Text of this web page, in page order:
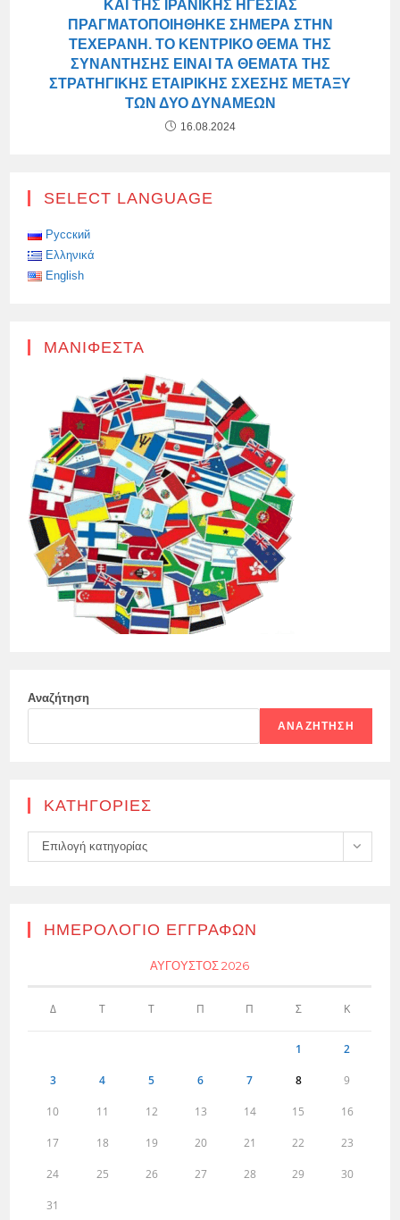
ΚΑΙ ΤΗΣ ΙΡΑΝΙΚΉΣ ΗΓΕΣΊΑΣ
ΠΡΑΓΜΑΤΟΠΟΙΉΘΗΚΕ ΣΉΜΕΡΑ ΣΤΗΝ
ΤΕΧΕΡΆΝΗ. ΤΟ ΚΕΝΤΡΙΚΌ ΘΈΜΑ ΤΗΣ
ΣΥΝΆΝΤΗΣΗΣ ΕΊΝΑΙ ΤΑ ΘΈΜΑΤΑ ΤΗΣ
ΣΤΡΑΤΗΓΙΚΉΣ ΕΤΑΙΡΙΚΉΣ ΣΧΈΣΗΣ ΜΕΤΑΞΎ
ΤΩΝ ΔΎΟ ΔΥΝΆΜΕΩΝ
16.08.2024
SELECT LANGUAGE
Русский
Ελληνικά
English
ΜΑΝΙΦΈΣΤΑ
Αναζήτηση
ΑΝΑΖΉΤΗΣΗ
KΑΤΗΓΟΡΊΕΣ
Kατηγορίες
Επιλογή κατηγορίας
ΗΜΕΡΟΛΌΓΙΟ ΕΓΓΡΑΦΏΝ
ΑΎΓΟΥΣΤΟΣ 2026
Δ Τ Τ Π Π Σ Κ
1 2
3 4 5 6 7 8 9
10 11 12 13 14 15 16
17 18 19 20 21 22 23
24 25 26 27 28 29 30
31